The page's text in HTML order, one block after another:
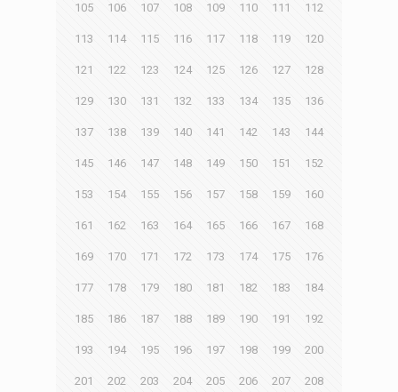
105 106 107 108 109 110 111 112
113 114 115 116 117 118 119 120
121 122 123 124 125 126 127 128
129 130 131 132 133 134 135 136
137 138 139 140 141 142 143 144
145 146 147 148 149 150 151 152
153 154 155 156 157 158 159 160
161 162 163 164 165 166 167 168
169 170 171 172 173 174 175 176
177 178 179 180 181 182 183 184
185 186 187 188 189 190 191 192
193 194 195 196 197 198 199 200
201 202 203 204 205 206 207 208